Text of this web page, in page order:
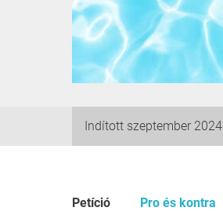
Indított szeptember 2024
Petíció Pro és kontra